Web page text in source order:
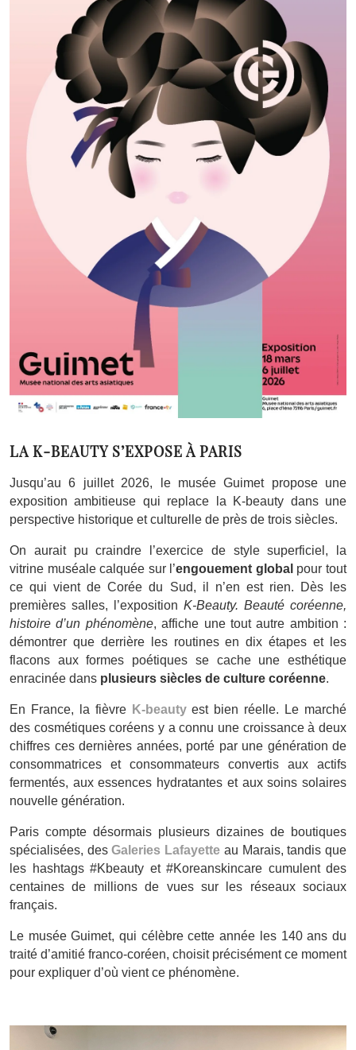
LA K-BEAUTY S’EXPOSE À PARIS
Jusqu’au 6 juillet 2026, le musée Guimet propose une
exposition ambitieuse qui replace la K-beauty dans une
perspective historique et culturelle de près de trois siècles.
On aurait pu craindre l’exercice de style superficiel, la
vitrine muséale calquée sur l’engouement global pour tout
ce qui vient de Corée du Sud, il n’en est rien. Dès les
premières salles, l’exposition K-Beauty. Beauté coréenne,
histoire d’un phénomène, affiche une tout autre ambition :
démontrer que derrière les routines en dix étapes et les
flacons aux formes poétiques se cache une esthétique
enracinée dans plusieurs siècles de culture coréenne.
En France, la fièvre K-beautyest bien réelle. Le marché
des cosmétiques coréens y a connu une croissance à deux
chiffres ces dernières années, porté par une génération de
consommatrices et consommateurs convertis aux actifs
fermentés, aux essences hydratantes et aux soins solaires
nouvelle génération.
Paris compte désormais plusieurs dizaines de boutiques
spécialisées, desGaleries Lafayette au Marais, tandis que
les hashtags #Kbeauty et #Koreanskincare cumulent des
centaines de millions de vues sur les réseaux sociaux
français.
Le musée Guimet, qui célèbre cette année les 140 ans du
traité d’amitié franco-coréen, choisit précisément ce moment
pour expliquer d’où vient ce phénomène.